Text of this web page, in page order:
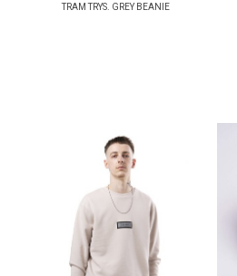
TRAM TRYS. GREY BEANIE